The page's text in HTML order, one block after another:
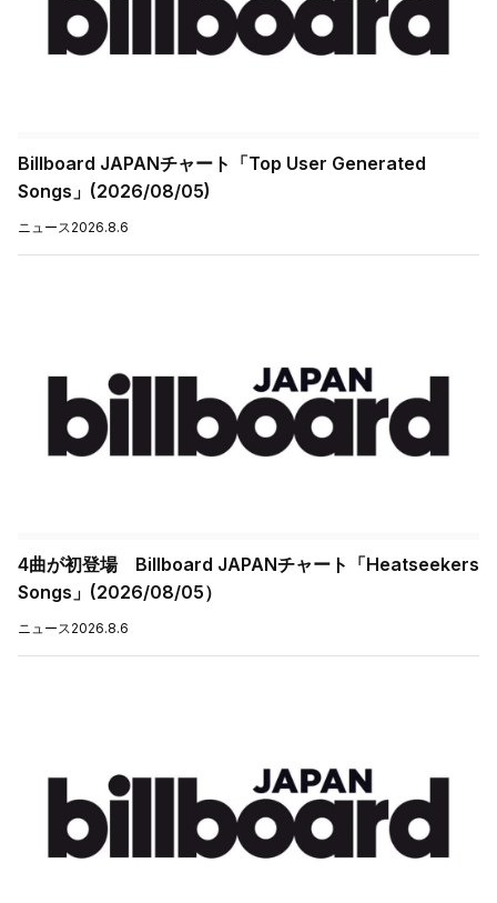
Billboard JAPANチャート「Top User Generated
Songs」(2026/08/05)
ニュース 2026.8.6
4曲が初登場 Billboard JAPANチャート「Heatseekers
Songs」(2026/08/05）
ニュース2026.8.6